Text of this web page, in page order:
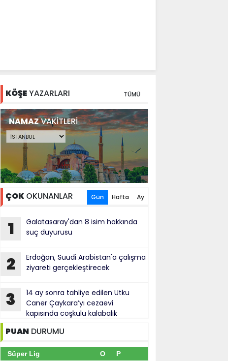
KÖŞEYAZARLARI TÜMÜ
NAMAZVAKİTLERİ
ÇOK OKUNANLAR Gün Hafta Ay
1
Galatasaray'dan 8 isim hakkında
suç duyurusu
2
Erdoğan, Suudi Arabistan'a çalışma
ziyareti gerçekleştirecek
3
14 ay sonra tahliye edilen Utku
Caner Çaykara’yı cezaevi
kapısında coşkulu kalabalık
karşıladı
PUAN DURUMU
Süper Lig O P